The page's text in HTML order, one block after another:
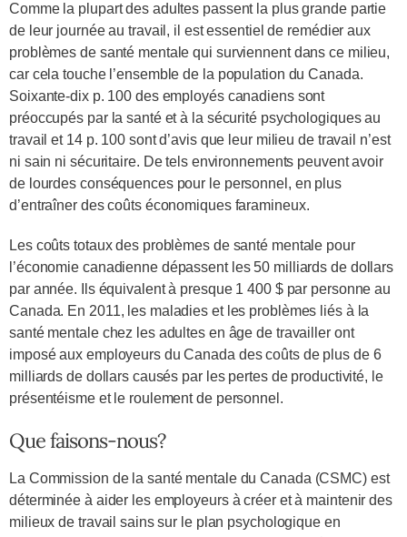
Comme la plupart des adultes passent la plus grande partie
de leur journée au travail, il est essentiel de remédier aux
problèmes de santé mentale qui surviennent dans ce milieu,
car cela touche l’ensemble de la population du Canada.
Soixante-dix p. 100 des employés canadiens sont
préoccupés par la santé et à la sécurité psychologiques au
travail et 14 p. 100 sont d’avis que leur milieu de travail n’est
ni sain ni sécuritaire. De tels environnements peuvent avoir
de lourdes conséquences pour le personnel, en plus
d’entraîner des coûts économiques faramineux.
Les coûts totaux des problèmes de santé mentale pour
l’économie canadienne dépassent les 50 milliards de dollars
par année. Ils équivalent à presque 1 400 $ par personne au
Canada. En 2011, les maladies et les problèmes liés à la
santé mentale chez les adultes en âge de travailler ont
imposé aux employeurs du Canada des coûts de plus de 6
milliards de dollars causés par les pertes de productivité, le
présentéisme et le roulement de personnel.
Que faisons-nous?
La Commission de la santé mentale du Canada (CSMC) est
déterminée à aider les employeurs à créer et à maintenir des
milieux de travail sains sur le plan psychologique en